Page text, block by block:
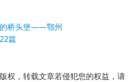
桥头堡——鄂州
篇
权，转载文章若侵犯您的权益，请